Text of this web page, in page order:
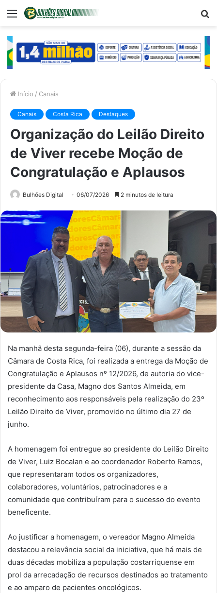
Menu
Início / Canais
Canais Costa Rica Destaques
Organização do Leilão Direito
de Viver recebe Moção de
Congratulação e Aplausos
Bulhões Digital 06/07/2026 2 minutos de leitura
Na manhã desta segunda-feira (06), durante a sessão da
Câmara de Costa Rica, foi realizada a entrega da Moção de
Congratulação e Aplausos nº 12/2026, de autoria do vice-
presidente da Casa, Magno dos Santos Almeida, em
reconhecimento aos responsáveis pela realização do 23º
Leilão Direito de Viver, promovido no último dia 27 de
junho.
A homenagem foi entregue ao presidente do Leilão Direito
de Viver, Luiz Bocalan e ao coordenador Roberto Ramos,
que representaram todos os organizadores,
colaboradores, voluntários, patrocinadores e a
comunidade que contribuíram para o sucesso do evento
beneficente.
Ao justificar a homenagem, o vereador Magno Almeida
destacou a relevância social da iniciativa, que há mais de
duas décadas mobiliza a população costarriquense em
prol da arrecadação de recursos destinados ao tratamento
e ao amparo de pacientes oncológicos.